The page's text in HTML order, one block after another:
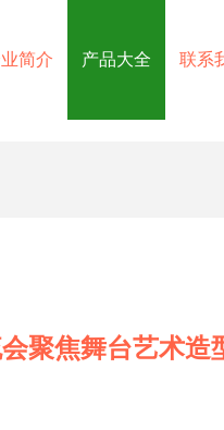
简介 产品大全 联系
聚焦舞台艺术造